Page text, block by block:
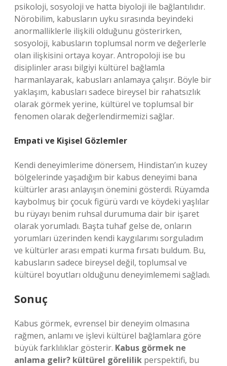
psikoloji, sosyoloji ve hatta biyoloji ile bağlantılıdır.
Nörobilim, kabusların uyku sırasında beyindeki
anormalliklerle ilişkili olduğunu gösterirken,
sosyoloji, kabusların toplumsal norm ve değerlerle
olan ilişkisini ortaya koyar. Antropoloji ise bu
disiplinler arası bilgiyi kültürel bağlamla
harmanlayarak, kabusları anlamaya çalışır. Böyle bir
yaklaşım, kabusları sadece bireysel bir rahatsızlık
olarak görmek yerine, kültürel ve toplumsal bir
fenomen olarak değerlendirmemizi sağlar.
Empati ve Kişisel Gözlemler
Kendi deneyimlerime dönersem, Hindistan’ın kuzey
bölgelerinde yaşadığım bir kabus deneyimi bana
kültürler arası anlayışın önemini gösterdi. Rüyamda
kaybolmuş bir çocuk figürü vardı ve köydeki yaşlılar
bu rüyayı benim ruhsal durumuma dair bir işaret
olarak yorumladı. Başta tuhaf gelse de, onların
yorumları üzerinden kendi kaygılarımı sorguladım
ve kültürler arası empati kurma fırsatı buldum. Bu,
kabusların sadece bireysel değil, toplumsal ve
kültürel boyutları olduğunu deneyimlememi sağladı.
Sonuç
Kabus görmek, evrensel bir deneyim olmasına
rağmen, anlamı ve işlevi kültürel bağlamlara göre
büyük farklılıklar gösterir. Kabus görmek ne
anlama gelir? kültürel görelilik perspektifi, bu